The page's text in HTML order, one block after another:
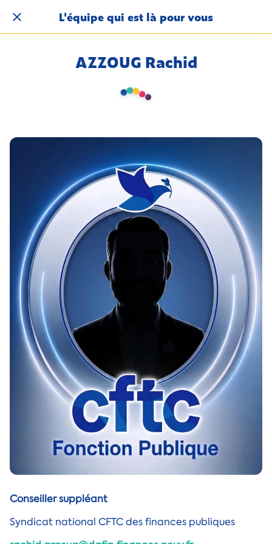
L'équipe qui est là pour vous
AZZOUG Rachid
Conseiller suppléant
Syndicat national CFTC des finances publiques